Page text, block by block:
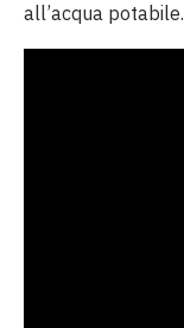
all’acqua potabile.